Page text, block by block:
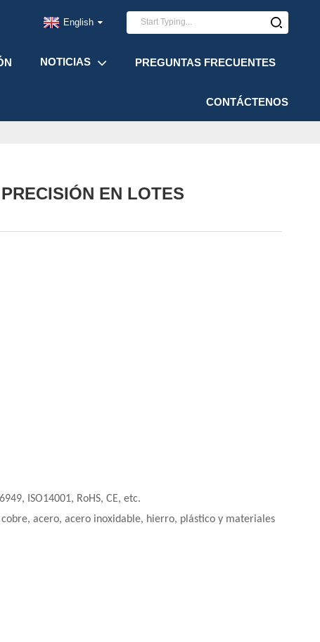
NOTICIAS PREGUNTAS FRECUENTES
CONTÁCTENOS
English
EN LOTES
ISO14001, RoHS, CE, etc.
acero, acero inoxidable, hierro, plástico y materiales